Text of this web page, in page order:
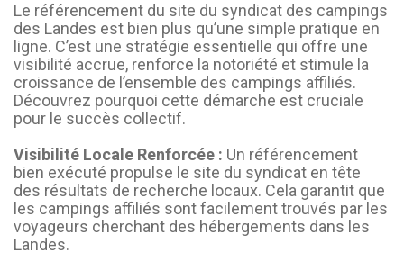
Le référencement du site du syndicat des campings
des Landes est bien plus qu’une simple pratique en
ligne. C’est une stratégie essentielle qui offre une
visibilité accrue, renforce la notoriété et stimule la
croissance de l’ensemble des campings affiliés.
Découvrez pourquoi cette démarche est cruciale
pour le succès collectif.
Visibilité Locale Renforcée : Un référencement
bien exécuté propulse le site du syndicat en tête
des résultats de recherche locaux. Cela garantit que
les campings affiliés sont facilement trouvés par les
voyageurs cherchant des hébergements dans les
Landes.